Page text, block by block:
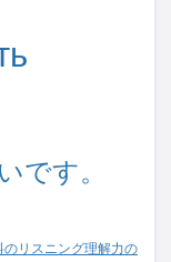
です。
のリスニング理解力の